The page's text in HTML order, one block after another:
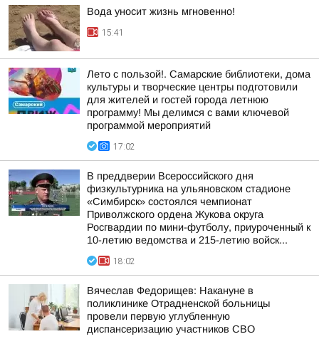
Вода уносит жизнь мгновенно!
15:41
Лето с пользой!. Самарские библиотеки, дома
культуры и творческие центры подготовили
для жителей и гостей города летнюю
программу! Мы делимся с вами ключевой
программой мероприятий
17:02
В преддверии Всероссийского дня
физкультурника на ульяновском стадионе
«Симбирск» состоялся чемпионат
Приволжского ордена Жукова округа
Росгвардии по мини-футболу, приуроченный к
10-летию ведомства и 215-летию войск...
18:02
Вячеслав Федорищев: Накануне в
поликлинике Отрадненской больницы
провели первую углубленную
диспансеризацию участников СВО